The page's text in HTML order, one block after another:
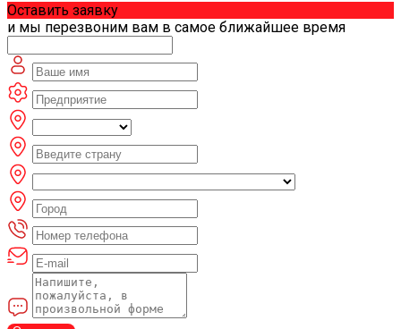
Оставить заявку
и мы перезвоним вам в самое ближайшее время